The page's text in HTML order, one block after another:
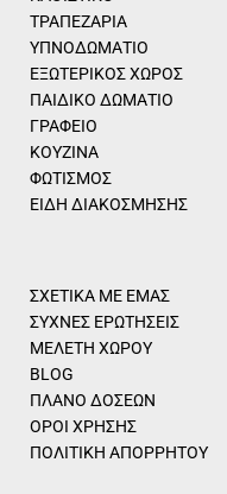
ΤΡΑΠΕΖΑΡΙΑ
ΥΠΝΟΔΩΜΑΤΙΟ
ΕΞΩΤΕΡΙΚΟΣ ΧΩΡΟΣ
ΠΑΙΔΙΚΟ ΔΩΜΑΤΙΟ
ΓΡΑΦΕΙΟ
ΚΟΥΖΙΝΑ
ΦΩΤΙΣΜΟΣ
ΕΙΔΗ ΔΙΑΚΟΣΜΗΣΗΣ
ΣΧΕΤΙΚΑ ΜΕ ΕΜΑΣ
ΣΥΧΝΕΣ ΕΡΩΤΗΣΕΙΣ
ΜΕΛΕΤΗ ΧΩΡΟΥ
BLOG
ΠΛΑΝΟ ΔΟΣΕΩΝ
ΟΡΟΙ ΧΡΗΣΗΣ
ΠΟΛΙΤΙΚΗ ΑΠΟΡΡΗΤΟΥ